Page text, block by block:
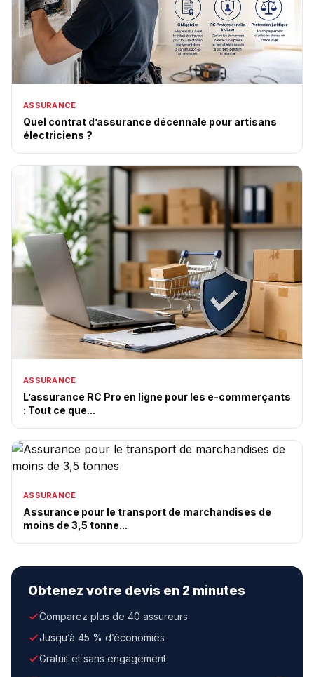
ASSURANCE
Quel contrat d’assurance décennale pour artisans
électriciens ?
ASSURANCE
L’assurance RC Pro en ligne pour les e-commerçants
: Tout ce que...
ASSURANCE
Assurance pour le transport de marchandises de
moins de 3,5 tonne...
Obtenez votre devis en 2 minutes
Comparez plus de 40 assureurs
Jusqu’à 45 % d’économies
Gratuit et sans engagement